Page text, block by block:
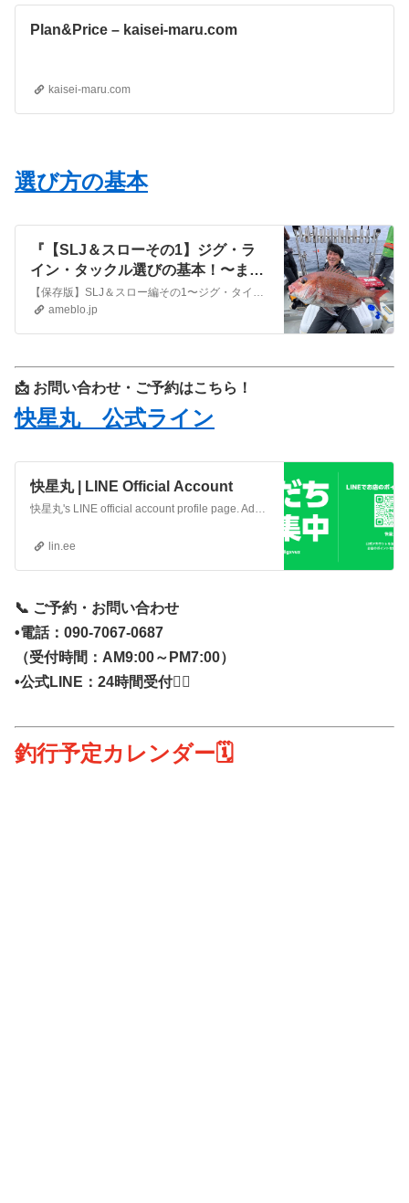
Plan&Price – kaisei-maru.com
kaisei-maru.com
選び方の基本
『【SLJ＆スローその1】ジグ・ラ
イン・タックル選びの基本！〜まず
ここから〜』
ameblo.jp
📩 お問い合わせ・ご予約はこちら！
快星丸 公式ライン
快星丸 | LINE Official Account
快星丸's LINE official account profile page. Add them as a friend for the latest news.
lin.ee
📞 ご予約・お問い合わせ
•電話：090-7067-0687
（受付時間：AM9:00～PM7:00）
•公式LINE：24時間受付💁‍♀️
釣行予定カレンダー🗓️